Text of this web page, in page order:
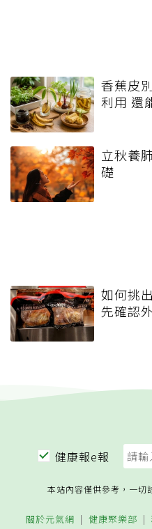
香蕉皮
利用 還
立秋養
礎
如何挑
先確認
健康報e報
本站內容僅供參考，一切
關於元氣網 健康聚樂部